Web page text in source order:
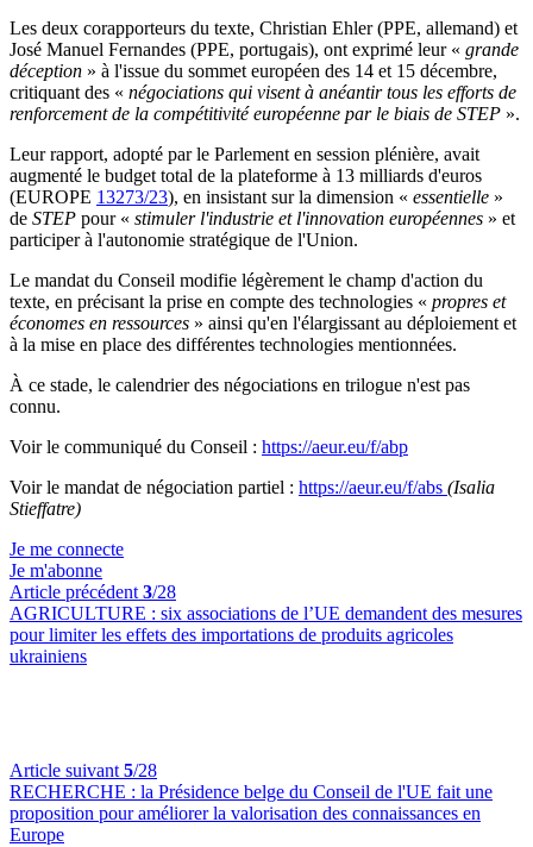
Les deux corapporteurs du texte, Christian Ehler (PPE, allemand) et
José Manuel Fernandes (PPE, portugais), ont exprimé leur « grande
déception » à l'issue du sommet européen des 14 et 15 décembre,
critiquant des « négociations qui visent à anéantir tous les efforts de
renforcement de la compétitivité européenne par le biais de STEP ».
Leur rapport, adopté par le Parlement en session plénière, avait
augmenté le budget total de la plateforme à 13 milliards d'euros
(EUROPE 13273/23), en insistant sur la dimension « essentielle »
de STEP pour « stimuler l'industrie et l'innovation européennes » et
participer à l'autonomie stratégique de l'Union.
Le mandat du Conseil modifie légèrement le champ d'action du
texte, en précisant la prise en compte des technologies « propres et
économes en ressources » ainsi qu'en l'élargissant au déploiement et
à la mise en place des différentes technologies mentionnées.
À ce stade, le calendrier des négociations en trilogue n'est pas
connu.
Voir le communiqué du Conseil : https://aeur.eu/f/abp
Voir le mandat de négociation partiel : https://aeur.eu/f/abs (Isalia
Stieffatre)
Je me connecte
Je m'abonne
Article précédent 3/28
AGRICULTURE : six associations de l’UE demandent des mesures
pour limiter les effets des importations de produits agricoles
ukrainiens
Article suivant 5/28
RECHERCHE : la Présidence belge du Conseil de l'UE fait une
proposition pour améliorer la valorisation des connaissances en
Europe